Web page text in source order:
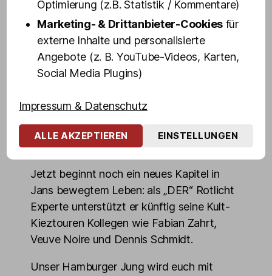
vorherzusehen. Jan macht zunächst eine
Ausbildung als Physiotherapeut, Sport-
und Fitness Kaufmann. Über den
Kraftsport lernt er „schwere Jungs“ kennen.
Lude, macht mit „leichten Mädchen“ durch
seine clevere und „gerade Art“ schnell
Karriere im Milieu.
Jetzt beginnt noch ein neues Kapitel in
Jans bewegtem Leben: als „DER“ Rotlicht
Experte unterstützt er künftig seine Kult-
Kieztouren Kollegen wie Fabian Zahrt,
Veuve Noire und Dennis Schmidt.
Unser Hamburger Jung wird euch mit
Optimierung (z.B. Statistik / Kommentare)
Marketing- & Drittanbieter-Cookies für
externe Inhalte und personalisierte
Angebote (z. B. YouTube-Videos, Karten,
Social Media Plugins)
Impressum & Datenschutz
ALLE AKZEPTIEREN EINSTELLUNGEN